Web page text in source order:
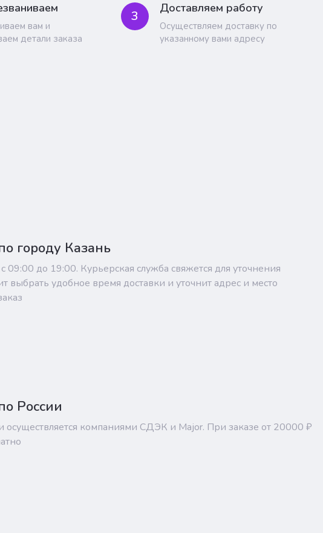
вам и
детали заказа
3 Доставляем работу
Осуществляем доставку по
указанному вами адресу
городу Казань
09:00 до 19:00. Курьерская служба свяжется для уточнения
выбрать удобное время доставки и уточнит адрес и место
России
осуществляется компаниями СДЭК и Major. При заказе от 20000 ₽